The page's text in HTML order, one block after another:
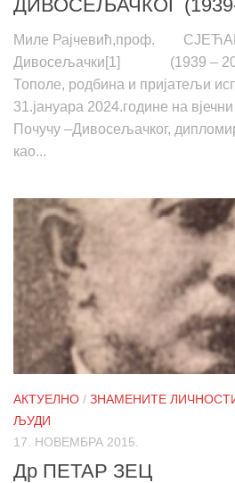
ДИВОСЕЉАЧКОГ
Миле Рајчевић,проф.
Дивосељачки[1] (1939 –
Топoле, родбина и пријатељи
31.јануара 2024.године на
Почучу –Дивосељачког,
као...
АКТУЕЛНО / ЗНАМЕНИТЕ
ЉУДИ
17. НОВЕМБРА 2015.
Др ПЕТАР ЗЕЦ